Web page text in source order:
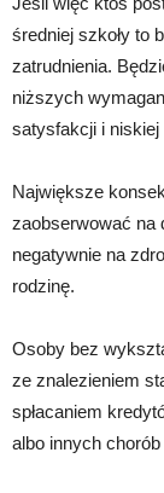
średniej szkoły to
zatrudnienia.
niższych
satysfakcji i niskiej
Największe
zaobserwować na
negatywnie na
rodzinę.
Osoby bez
ze znalezieniem
spłacaniem
albo innych